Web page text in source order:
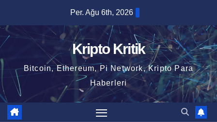
content
Per. Ağu 6th, 2026
Kripto Kritik
Bitcoin, Ethereum, Pi Network, Kripto Para
Haberleri